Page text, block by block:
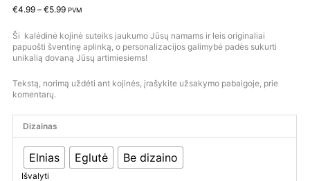
€4.99 – €5.99 PVM
Ši kalėdinė kojinė suteiks jaukumo Jūsų namams ir leis originaliai
papuošti šventinę aplinką, o personalizacijos galimybė padės sukurti
unikalią dovaną Jūsų artimiesiems!
Tekstą, norimą uždėti ant kojinės, įrašykite užsakymo pabaigoje, prie
komentarų.
Dizainas
Elnias Eglutė Be dizaino
Išvalyti